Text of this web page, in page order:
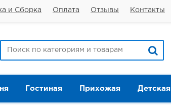
и Сборка Оплата Отзывы Контакты
Гостиная Прихожая Детская